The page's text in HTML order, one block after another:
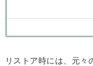
リストア時には、元々